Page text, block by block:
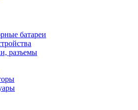
батареи
разъемы